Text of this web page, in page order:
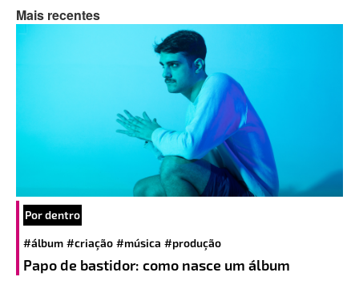
Mais recentes
Por dentro
#álbum #criação #música #produção
Papo de bastidor: como nasce um álbum